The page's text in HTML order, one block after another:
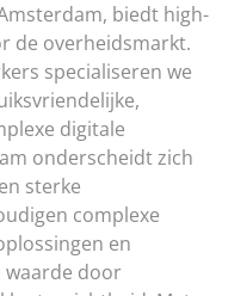
biedt high-
de overheidsmarkt.
specialiseren we
digitale
onderscheidt zich
sterke
complexe
en
waarde door